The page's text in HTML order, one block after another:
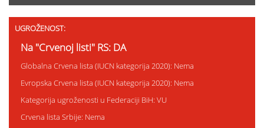
UGROŽENOST:
Na "Crvenoj listi" RS: DA
Globalna Crvena lista (IUCN kategorija 2020): Nema
Evropska Crvena lista (IUCN kategorija 2020): Nema
Kategorija ugroženosti u Federaciji BiH: VU
Crvena lista Srbije: Nema